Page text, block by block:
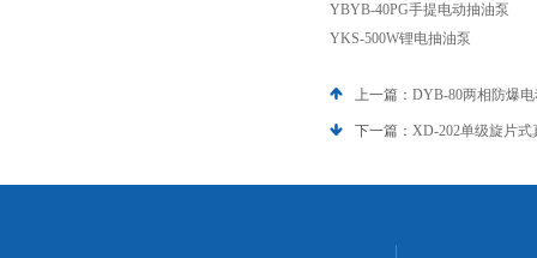
YBYB-40PG手提电动抽油泵
YKS-500W锂电抽油泵
上一篇： DYB-80两相防爆
下一篇： XD-202单级旋片式